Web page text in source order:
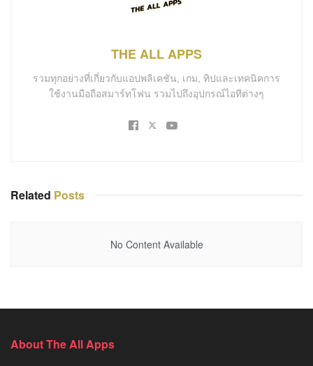
THE ALL APPS
รวมทุกอย่างที่เกี่ยวกับแอปพลิเคชัน, เกม, ทิปและเทคนิคการ
ใช้งานมือถือสมาร์ทโฟน รวมไปถึงอุปกรณ์ไอทีต่างๆ
Related Posts
No Content Available
About The All Apps